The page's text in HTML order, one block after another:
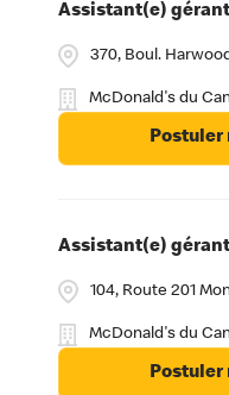
Assistant(e)
370, Boul.
McDonald's du
Assistant(e)
104, Route 201
McDonald's du